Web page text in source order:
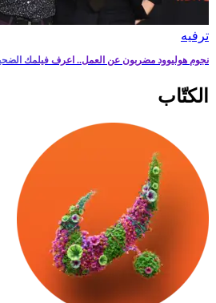
ترفيه‎
نجوم هوليوود مضربون عن العمل.. اعرف فيلمك الضحية
الكتّاب